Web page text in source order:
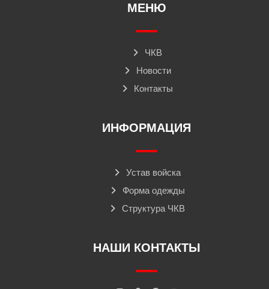
МЕНЮ
ЧКВ
Новости
Контакты
ИНФОРМАЦИЯ
Устав войска
Форма одежды
Структура ЧКВ
НАШИ КОНТАКТЫ